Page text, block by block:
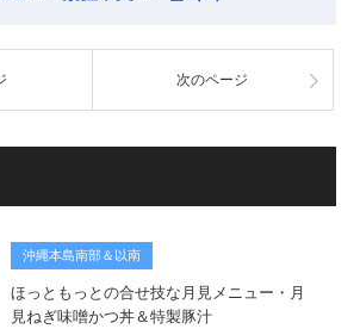
次のページ
沖縄本島南部＆以南
ほっともっとの合せ技な月見メニュー・月
見ねぎ味噌かつ丼＆特製豚汁